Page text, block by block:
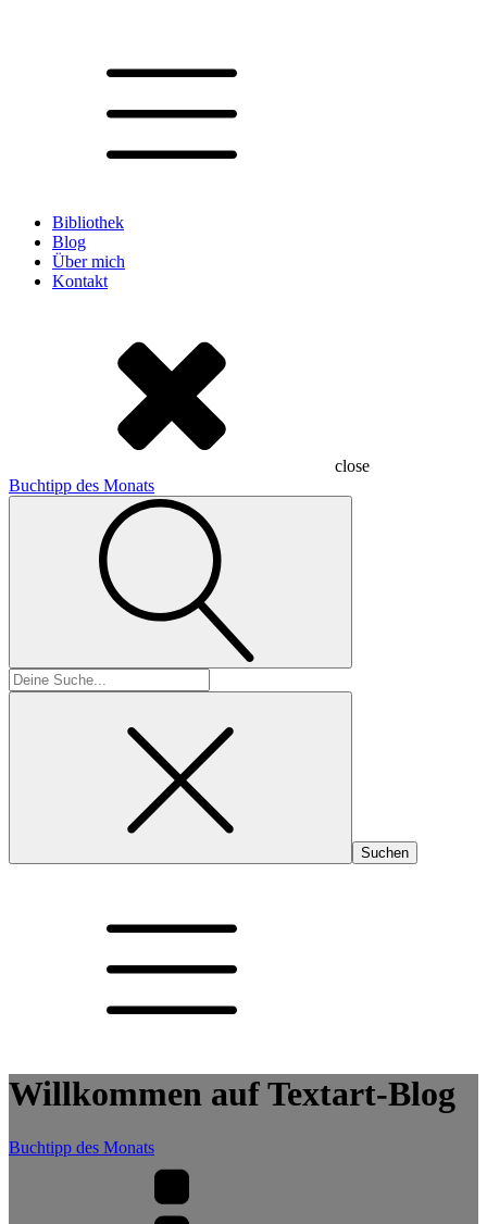
Bibliothek
Blog
Über mich
Kontakt
close
Buchtipp des Monats
Suchen
nach:
Willkommen auf Textart-Blog
Buchtipp des Monats